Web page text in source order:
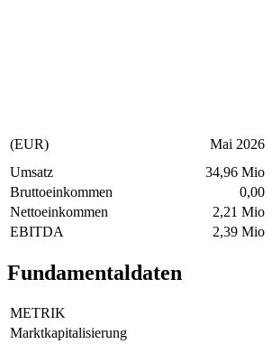
(EUR) Mai 2026
Umsatz
34,96 Mio
Bruttoeinkommen
0,00
Nettoeinkommen
2,21 Mio
EBITDA
2,39 Mio
Fundamentaldaten
METRIK
Marktkapitalisierung